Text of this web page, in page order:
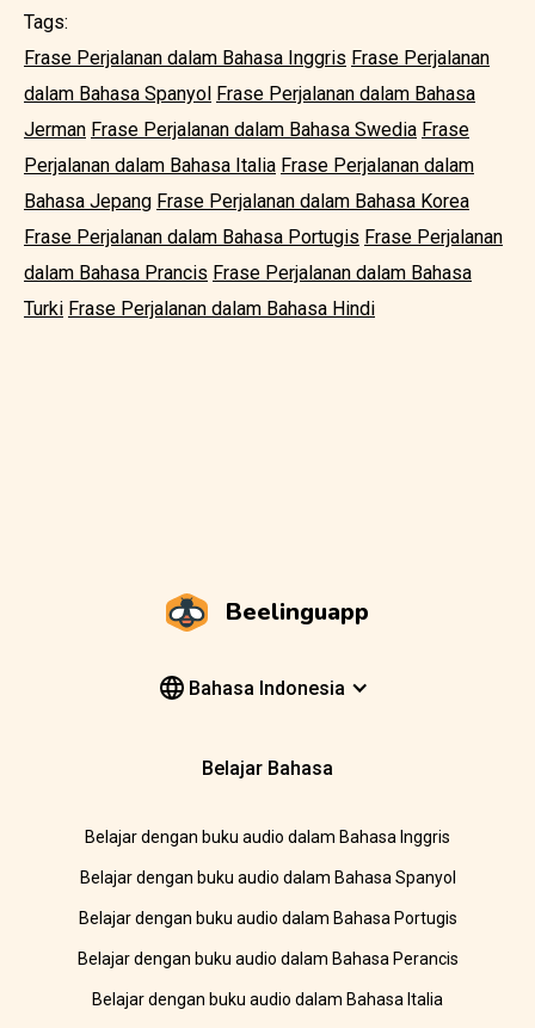
Tags:
Frase Perjalanan dalam Bahasa Inggris Frase Perjalanan
dalam Bahasa Spanyol Frase Perjalanan dalam Bahasa
Jerman Frase Perjalanan dalam Bahasa Swedia Frase
Perjalanan dalam Bahasa Italia Frase Perjalanan dalam
Bahasa Jepang Frase Perjalanan dalam Bahasa Korea
Frase Perjalanan dalam Bahasa Portugis Frase Perjalanan
dalam Bahasa Prancis Frase Perjalanan dalam Bahasa
Turki Frase Perjalanan dalam Bahasa Hindi
Beelinguapp
Bahasa Indonesia
Belajar Bahasa
Belajar dengan buku audio dalam Bahasa Inggris
Belajar dengan buku audio dalam Bahasa Spanyol
Belajar dengan buku audio dalam Bahasa Portugis
Belajar dengan buku audio dalam Bahasa Perancis
Belajar dengan buku audio dalam Bahasa Italia